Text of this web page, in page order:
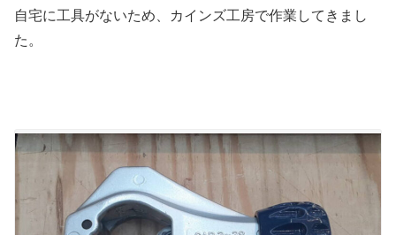
自宅に工具がないため、カインズ工房で作業してきまし
た。